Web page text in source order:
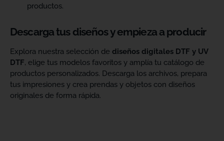
productos.
Descarga tus diseños y empieza a producir
Explora nuestra selección de diseños digitales DTF y UV
DTF, elige tus modelos favoritos y amplía tu catálogo de
productos personalizados. Descarga los archivos, prepara
tus impresiones y crea prendas y objetos con diseños
originales de forma rápida.